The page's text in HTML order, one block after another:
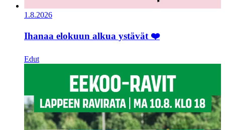
1.8.2026
Ihanaa elokuun alkua ystävät ❤️
Edut